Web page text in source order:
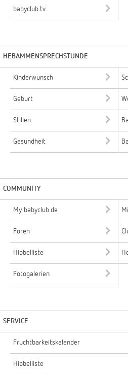
babyclub.tv
HEBAMMENSPRECHSTUNDE
Kinderwunsch
Geburt
Stillen
Gesundheit
COMMUNITY
My babyclub.de
Foren
Hibbelliste
Fotogalerien
SERVICE
Fruchtbarkeitskalender
Hibbelliste